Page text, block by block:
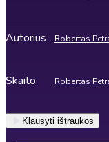
Autorius Robertas
Skaito Robertas
Klausyti ištraukos